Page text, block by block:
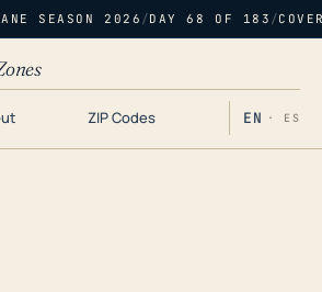
SEASON 2026 /DAY 68 OF 183 /
ZIP Codes EN · ES